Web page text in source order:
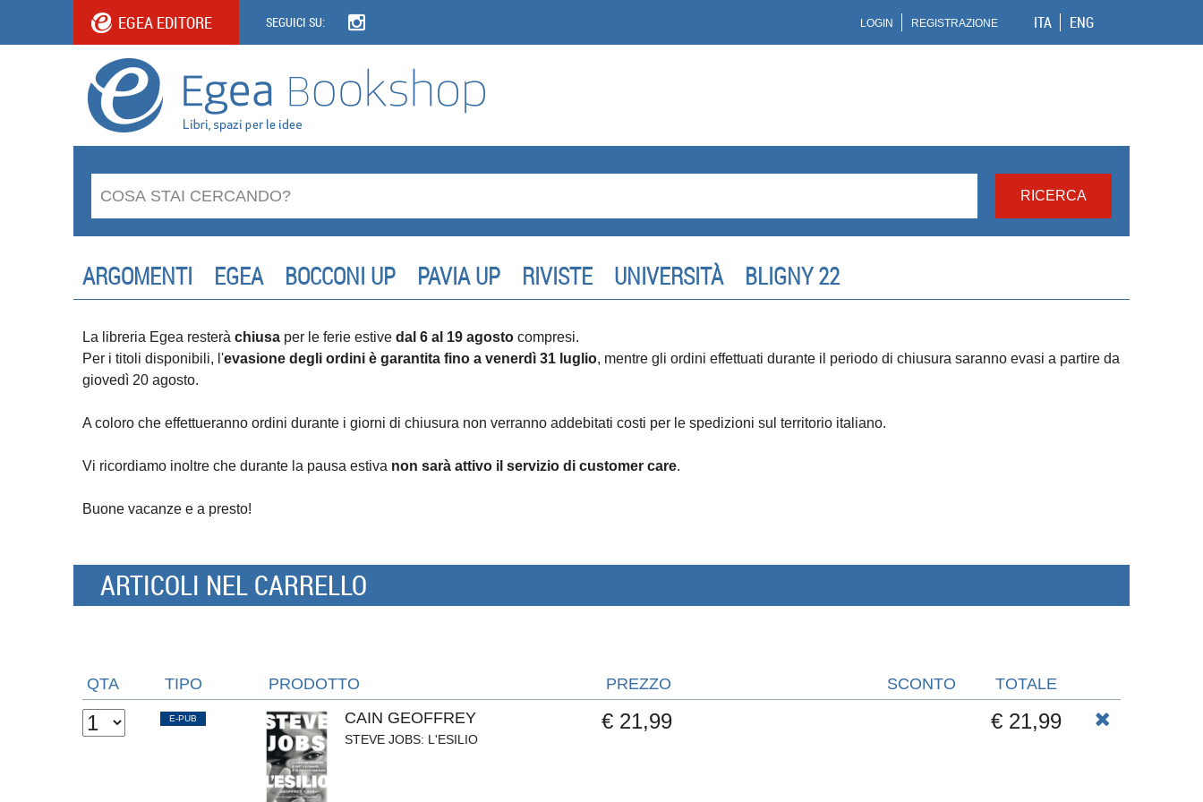
EGEA EDITORE SEGUICI SU: ITA ENG
LOGIN REGISTRAZIONE
ARGOMENTI EGEA BOCCONI UP PAVIA UP RIVISTE UNIVERSITÀ BLIGNY 22
La libreria Egea resterà chiusa per le ferie estive dal 6 al 19 agosto compresi.
Per i titoli disponibili, l'evasione degli ordini è garantita fino a venerdì 31 luglio, mentre gli ordini effettuati durante il periodo di chiusura saranno evasi a partire da
giovedì 20 agosto.
A coloro che effettueranno ordini durante i giorni di chiusura non verranno addebitati costi per le spedizioni sul territorio italiano.
Vi ricordiamo inoltre che durante la pausa estiva non sarà attivo il servizio di customer care.
Buone vacanze e a presto!
ARTICOLI NEL CARRELLO
QTA TIPO PRODOTTO PREZZO SCONTO TOTALE
E-PUB CAIN GEOFFREY
STEVE JOBS: L'ESILIO
€ 21,99 € 21,99